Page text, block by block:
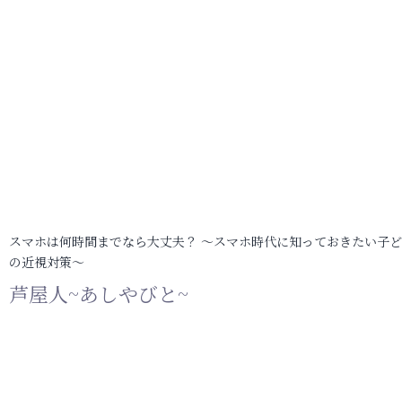
スマホは何時間までなら大丈夫？ ～スマホ時代に知っておきたい子
の近視対策～
芦屋人~あしやびと~